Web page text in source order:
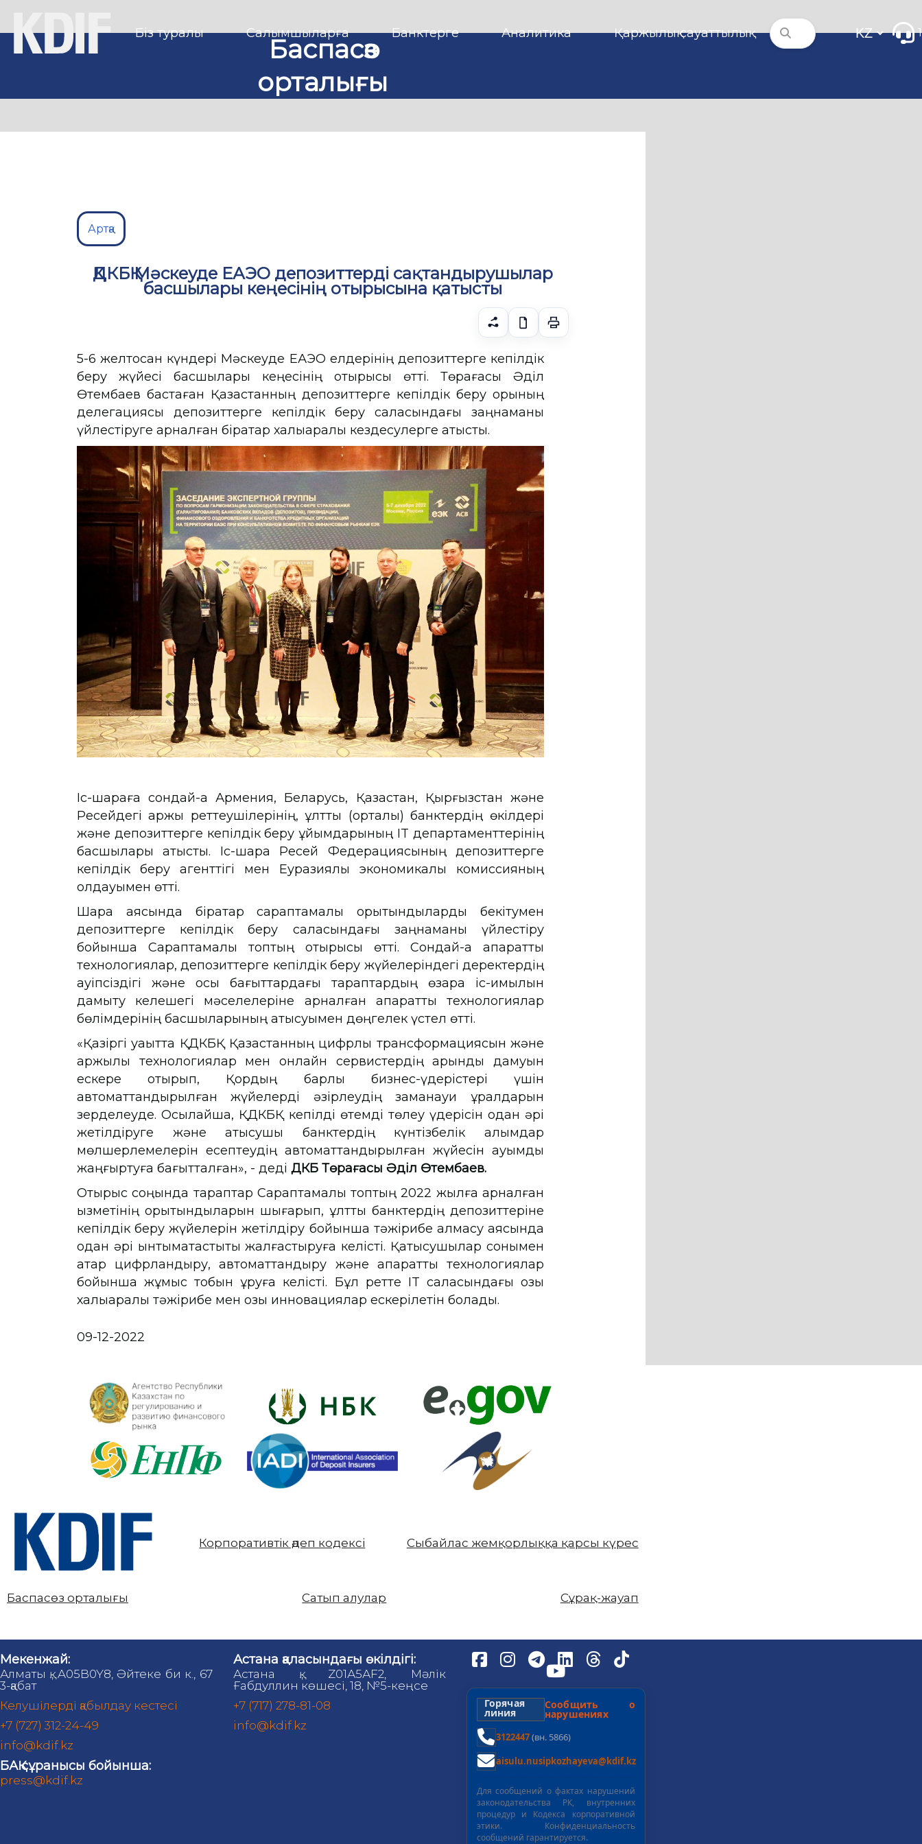
Біз туралы Салымшыларға Банктерге Аналитика Қаржылық сауаттылық
Баспасөз
орталығы
Артқа
ҚДКБҚ Мәскеуде ЕАЭО депозиттерді сақтандырушылар
басшылары кеңесінің отырысына қатысты
5-6 желтоқсан күндері Мәскеуде ЕАЭО елдерінің депозиттерге кепілдік
беру жүйесі басшылары кеңесінің отырысы өтті. Төрағасы Әділ
Өтембаев бастаған Қазақстанның депозиттерге кепілдік беру қорының
делегациясы депозиттерге кепілдік беру саласындағы заңнаманы
үйлестіруге арналған бірқатар халықаралық кездесулерге қатысты.
Іс-шараға сондай-ақ Армения, Беларусь, Қазақстан, Қырғызстан және
Ресейдегі қаржы реттеушілерінің, ұлттық (орталық) банктердің өкілдері
және депозиттерге кепілдік беру ұйымдарының IT департаменттерінің
басшылары қатысты. Іс-шара Ресей Федерациясының депозиттерге
кепілдік беру агенттігі мен Еуразиялық экономикалық комиссияның
қолдауымен өтті.
Шара аясында бірқатар сараптамалық қорытындыларды бекітумен
депозиттерге кепілдік беру саласындағы заңнаманы үйлестіру
бойынша Сараптамалық топтың отырысы өтті. Сондай-ақ ақпараттық
технологиялар, депозиттерге кепілдік беру жүйелеріндегі деректердің
қауіпсіздігі және осы бағыттардағы тараптардың өзара іс-қимылын
дамыту келешегі мәселелеріне арналған ақпараттық технологиялар
бөлімдерінің басшыларының қатысуымен дөңгелек үстел өтті.
«Қазіргі уақытта ҚДКБҚ Қазақстанның цифрлық трансформациясын және
қаржылық технологиялар мен онлайн сервистердің қарқынды дамуын
ескере отырып, Қордың барлық бизнес-үдерістері үшін
автоматтандырылған жүйелерді әзірлеудің заманауи құралдарын
зерделеуде. Осылайша, ҚДКБҚ кепілді өтемді төлеу үдерісін одан әрі
жетілдіруге және қатысушы банктердің күнтізбелік алымдар
мөлшерлемелерін есептеудің автоматтандырылған жүйесін ауқымды
жаңғыртуға бағытталған», - деді ҚДКБҚ Төрағасы Әділ Өтембаев.
Отырыс соңында тараптар Сараптамалық топтың 2022 жылға арналған
қызметінің қорытындыларын шығарып, ұлттық банктердің депозиттеріне
кепілдік беру жүйелерін жетілдіру бойынша тәжірибе алмасу аясында
одан әрі ынтымақтастықты жалғастыруға келісті. Қатысушылар сонымен
қатар цифрландыру, автоматтандыру және ақпараттық технологиялар
бойынша жұмыс тобын құруға келісті. Бұл ретте IT саласындағы озық
халықаралық тәжірибе мен озық инновациялар ескерілетін болады.
09-12-2022
Корпоративтік әдеп кодексі Сыбайлас жемқорлыққа қарсы күрес
Баспасөз орталығы Сатып алулар Сұрақ-жауап
Мекенжай:
Алматы қ., A05B0Y8, Әйтеке би к., 67
3-қабат
Келушілерді қабылдау кестесі
+7 (727) 312-24-49
info@kdif.kz
БАҚ сұранысы бойынша:
press@kdif.kz
Астана қаласындағы өкілдігі:
Астана қ., Z01А5АF2, Мәлік
Ғабдуллин көшесі, 18, №5-кеңсе
+7 (717) 278-81-08
info@kdif.kz
Горячая
линия
Сообщить о
нарушениях
3122447(вн. 5866)
aisulu.nusipkozhayeva@kdif.kz
Для сообщений о фактах нарушений
законодательства РК, внутренних
процедур и Кодекса корпоративной
этики. Конфиденциальность
сообщений гарантируется.